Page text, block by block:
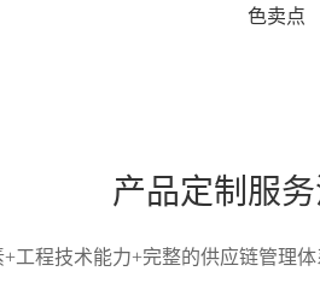
色卖点
产品定制服
工程技术能力+完整的供应链管理